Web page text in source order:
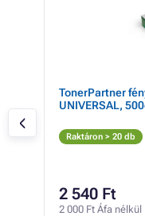
TonerPartner
UNIVERSAL,
Raktáron > 20 db
2 540 Ft
2 000 Ft Áfa nélkül